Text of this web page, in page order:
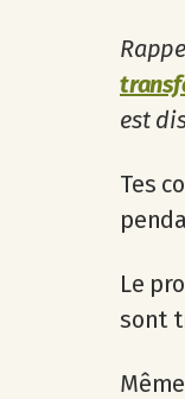
est
Tes
Le
sont